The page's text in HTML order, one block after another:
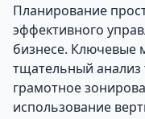
Планирование
эффективного
бизнесе.
тщательный анализ
грамотное
использование